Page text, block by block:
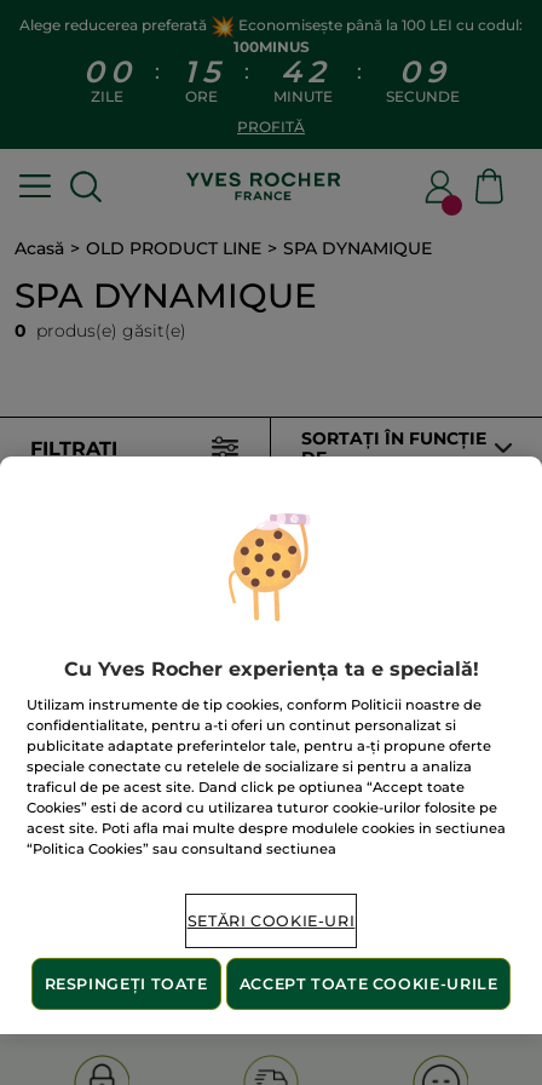
Alege reducerea preferată
Economisește până la 100 LEI cu codul:
100MINUS
0 0
ZILE
: 1 5
ORE
: 4 2
MINUTE
: 0 8
SECUNDE
PROFITĂ
Acasă OLD PRODUCT LINE SPA DYNAMIQUE
SPA DYNAMIQUE
0 produs(e) găsit(e)
FILTRAȚI
SORTAȚI ÎN FUNCȚIE
DE
100% extracte din
plante
60 de hectarede
terenuri pe care se practică
agricultura ecologică
Afișați mai multe
OLD PRODUCT LINE LES DEODORANTS NAT.
Cu Yves Rocher experiența ta e specială!
Utilizam instrumente de tip cookies, conform Politicii noastre de
confidentialitate, pentru a-ti oferi un continut personalizat si
publicitate adaptate preferintelor tale, pentru a-ți propune oferte
speciale conectate cu retelele de socializare si pentru a analiza
traficul de pe acest site. Dand click pe optiunea “Accept toate
Cookies” esti de acord cu utilizarea tuturor cookie-urilor folosite pe
acest site. Poti afla mai multe despre modulele cookies in sectiunea
“Politica Cookies” sau consultand sectiunea
SETĂRI COOKIE-URI
RESPINGEȚI TOATE ACCEPT TOATE COOKIE-URILE